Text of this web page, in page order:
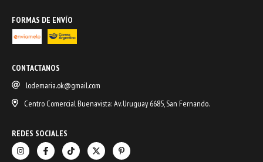
FORMAS DE ENVÍO
CONTACTANOS
lodemaria.ok@gmail.com
Centro Comercial Buenavista: Av. Uruguay 6685, San Fernando.
REDES SOCIALES